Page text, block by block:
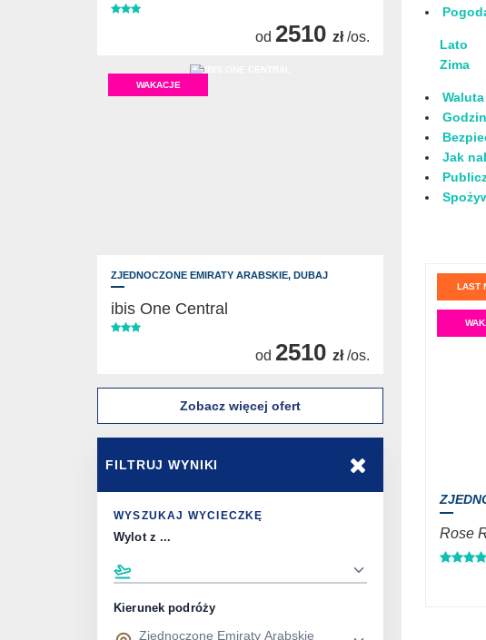
Lato
Zima
Jak
LAST
Rose
FILTRUJ WYNIKI
WYSZUKAJ WYCIECZKĘ
Wylot z ...
Kierunek podróży
od 2510 zł /os.
WAKACJE
ZJEDNOCZONE EMIRATY ARABSKIE, DUBAJ
ibis One Central
od 2510 zł /os.
Zobacz więcej ofert